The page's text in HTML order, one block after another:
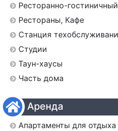
Ресторанно-
Рестораны, Кафе
Станция
Студии
Таун-хаусы
Часть дома
Аренда
Апартаменты для отдыха